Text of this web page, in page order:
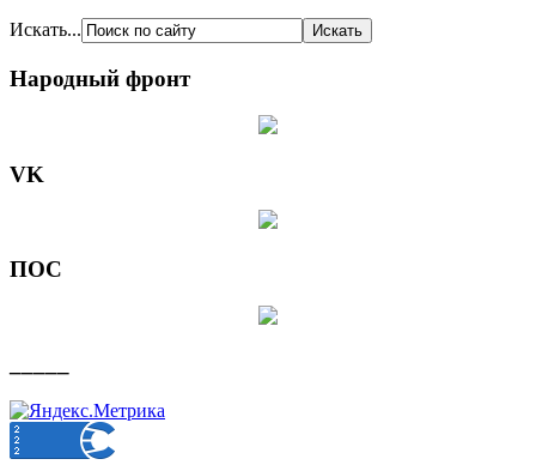
Искать...
Народный фронт
VK
ПОС